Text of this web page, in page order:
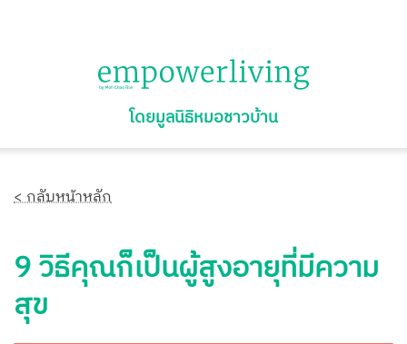
โดยมูลนิธิหมอชาวบ้าน
< กลับหน้าหลัก
9 วิธีคุณก็เป็นผู้สูงอายุที่มีความ
สุข